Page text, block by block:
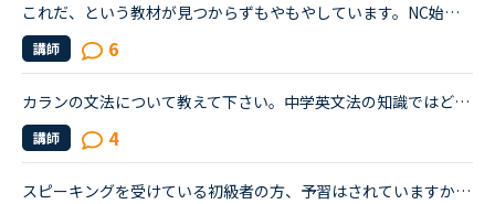
これだ、という教材が見つからずもやもやしています。NC始めて2ヶ月の若手社会人です。いわゆる受験英語はしっかりやりましたが、読み書きはできた当時もリスニング&amp;スピーキングはさっぱりでした。英語を忘...
講師 6
カランの文法について教えて下さい。中学英文法の知識ではどのstageまで対応できるのでしょうか？自分の知識としては中学英文法をやり直したくらいで、高校英文法は全く自信がありません。7月から初めて現在stage...
講師 4
スピーキングを受けている初級者の方、予習はされていますか？または、経験者の方経験談やアドバイスが欲しいです。ネイティブキャンプを初めて1ヶ月です。一日1レッスン受けています。TOEICは800点オーバーなの...